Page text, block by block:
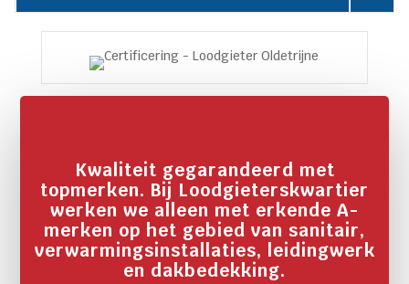
Kwaliteit gegarandeerd met
topmerken. Bij Loodgieterskwartier
werken we alleen met erkende A-
merken op het gebied van sanitair,
verwarmingsinstallaties, leidingwerk
en dakbedekking.